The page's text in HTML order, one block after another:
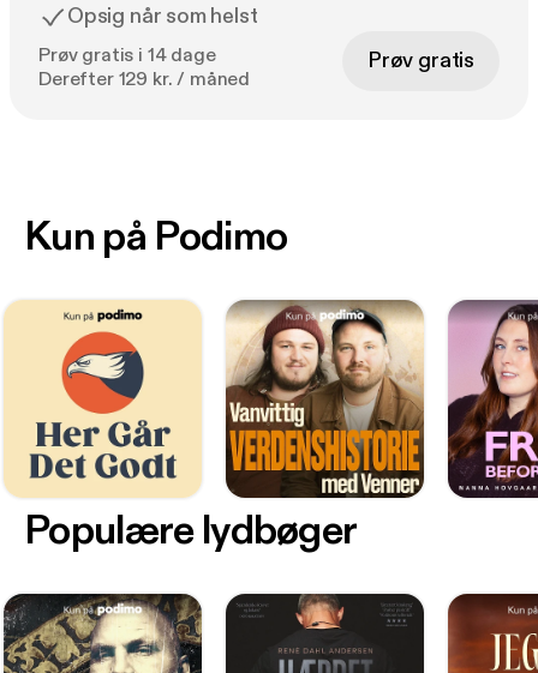
Opsig når som helst
Prøv gratis i 14 dage
Derefter 129 kr. / måned
Prøv gratis
Kun på Podimo
Populære lydbøger